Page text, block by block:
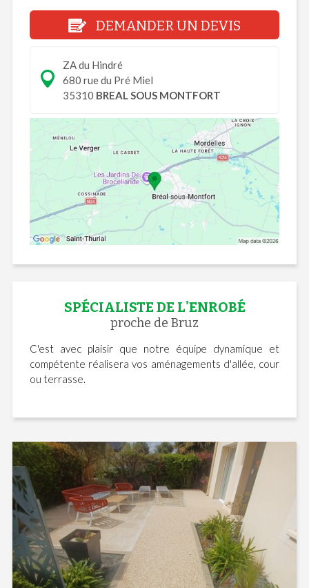
DEMANDER UN DEVIS
ZA du Hindré
680 rue du Pré Miel
35310 BREAL SOUS MONTFORT
SPÉCIALISTE DE L'ENROBÉ
proche de Bruz
C'est avec plaisir que notre équipe dynamique et
compétente réalisera vos aménagements d'allée, cour
ou terrasse.